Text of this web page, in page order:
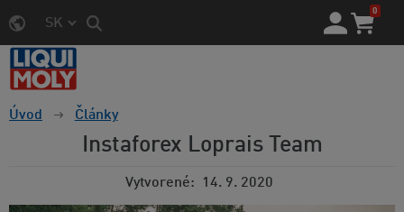
SK
0
Úvod Články
Instaforex Loprais Team
Vytvorené 14. 9. 2020